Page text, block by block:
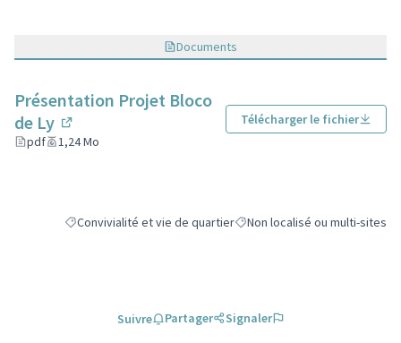
Documents
Présentation Projet Bloco
de Ly
(Lien externe)
pdf 1,24 Mo
Télécharger le fichier
Filtrer les résultats de la catégorie : Convivialité et vie de
Convivialité et vie de quartierFiltrer les résultats pour le
Non localisé ou multi-sites
Suivre Partager Signaler